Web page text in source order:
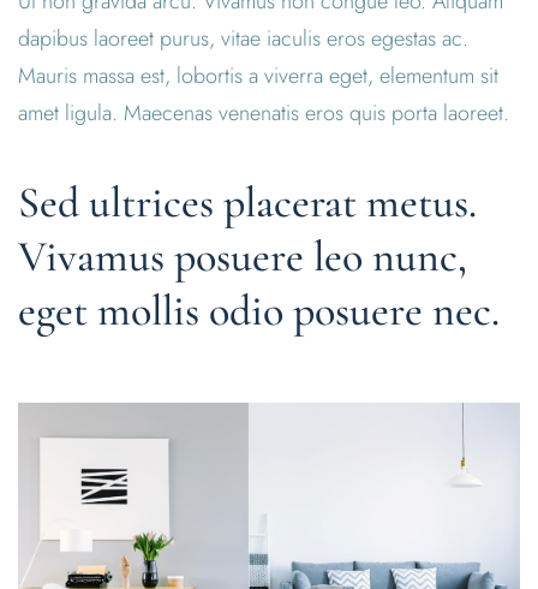
dapibus laoreet purus, vitae iaculis eros egestas ac.
Mauris massa est, lobortis a viverra eget, elementum sit
amet ligula. Maecenas venenatis eros quis porta laoreet.
Sed ultrices placerat metus.
Vivamus posuere leo nunc,
eget mollis odio posuere nec.